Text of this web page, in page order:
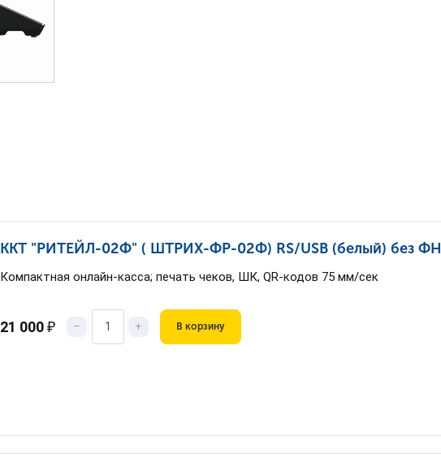
ККТ "РИТЕЙЛ-02Ф" ( ШТРИХ-ФР-02Ф) RS/USB (белый) без ФН
Компактная онлайн-касса; печать чеков, ШК, QR-кодов 75 мм/сек
21 000₽ – + В корзину